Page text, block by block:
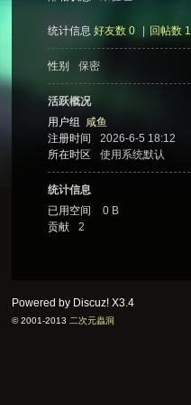
统计信息 好友数 0 回帖数 1
性别 保密
活跃概况
用户组 咸鱼
注册时间
2026-6-5 18:12
所在时区
使用系统默认
统计信息
已用空间
0 B
贡献
2
Powered by Discuz!X3.4
© 2001-2013 二次元蟲洞